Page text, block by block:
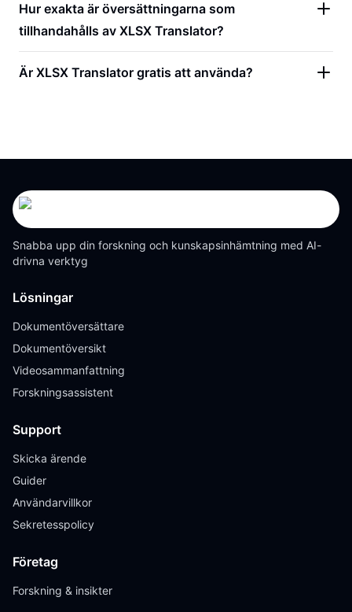
Hur exakta är översättningarna som
tillhandahålls av XLSX Translator?
Är XLSX Translator gratis att använda?
Snabba upp din forskning och kunskapsinhämtning med AI-
drivna verktyg
Lösningar
Dokumentöversättare
Dokumentöversikt
Videosammanfattning
Forskningsassistent
Support
Skicka ärende
Guider
Användarvillkor
Sekretesspolicy
Företag
Forskning & insikter